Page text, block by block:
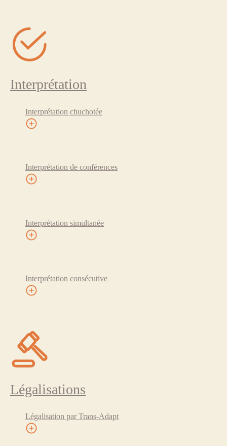
Interprétation
Interprétation chuchotée
Interprétation de conférences
Interprétation simultanée
Interprétation consécutive
Légalisations
Légalisation par Trans-Adapt